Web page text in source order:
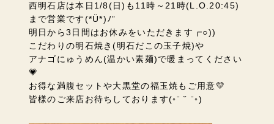
西明石店は本日1/8(日)も11時～21時(L.O.20:45)
まで営業です(*Ü*)ﾉ”
明日から3日間はお休みをいただきます┏○))
こだわりの明石焼き(明石だこの玉子焼)や
アナゴにゅうめん(温かい素麺)で暖まってください
💗
お得な満腹セットや大黒堂の福玉焼もご用意💛
皆様のご来店お待ちしております(◦ˉ ˘ ˉ◦)